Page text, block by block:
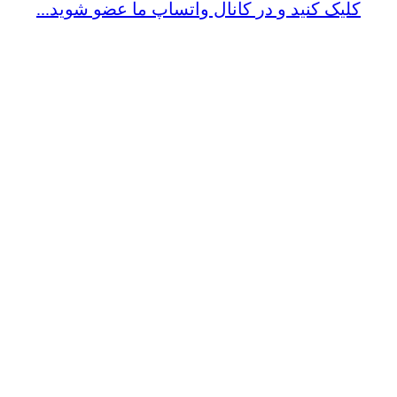
کلیک کنید و در کانال واتساپ ما عضو شوید...